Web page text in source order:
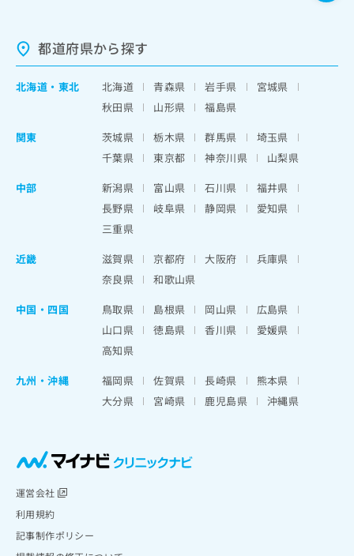
都道府県から探す
北海道 ・ 東北 北海道 青森県 岩手県
宮城県
秋田県
山形県
福島県
関東
茨城県 栃木県 群馬県
埼玉県
千葉県
東京都 神奈川県
山梨県
中部
新潟県 富山県 石川県
福井県
長野県
岐阜県 静岡県
愛知県
三重県
近畿
滋賀県 京都府 大阪府
兵庫県
奈良県
和歌山県
中国・四国
鳥取県 島根県 岡山県
広島県
山口県
徳島県 香川県
愛媛県
高知県
九州・沖縄
福岡県 佐賀県 長崎県
熊本県
大分県
宮崎県 鹿児島県 沖縄県
運営会社
利用規約
記事制作ポリシー